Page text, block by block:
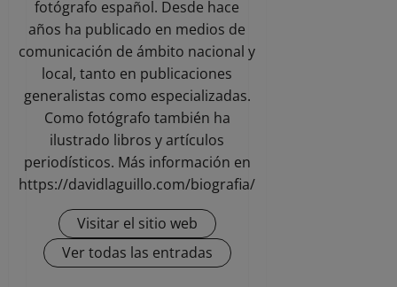
fotógrafo español. Desde hace
años ha publicado en medios de
comunicación de ámbito nacional y
local, tanto en publicaciones
generalistas como especializadas.
Como fotógrafo también ha
ilustrado libros y artículos
periodísticos. Más información en
https://davidlaguillo.com/biografia/
Visitar el sitio web
Ver todas las entradas